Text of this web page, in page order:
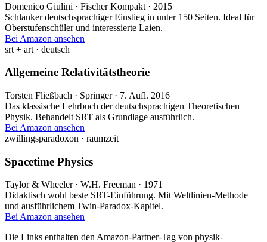
Domenico Giulini · Fischer Kompakt · 2015
Schlanker deutschsprachiger Einstieg in unter 150 Seiten. Ideal für
Oberstufenschüler und interessierte Laien.
Bei Amazon ansehen
srt + art · deutsch
Allgemeine Relativitätstheorie
Torsten Fließbach · Springer · 7. Aufl. 2016
Das klassische Lehrbuch der deutschsprachigen Theoretischen
Physik. Behandelt SRT als Grundlage ausführlich.
Bei Amazon ansehen
zwillingsparadoxon · raumzeit
Spacetime Physics
Taylor & Wheeler · W.H. Freeman · 1971
Didaktisch wohl beste SRT-Einführung. Mit Weltlinien-Methode
und ausführlichem Twin-Paradox-Kapitel.
Bei Amazon ansehen
Die Links enthalten den Amazon-Partner-Tag von physik-